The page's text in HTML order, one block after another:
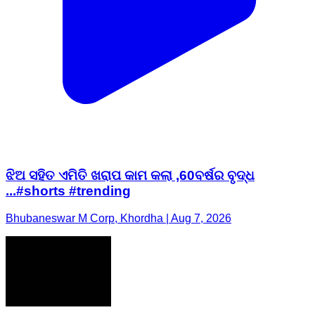
ଝିଅ ସହିତ ଏମିତି ଖରାପ କାମ କଲା ,60ବର୍ଷର ବୃଦ୍ଧ
...#shorts #trending
Bhubaneswar M Corp, Khordha | Aug 7, 2026